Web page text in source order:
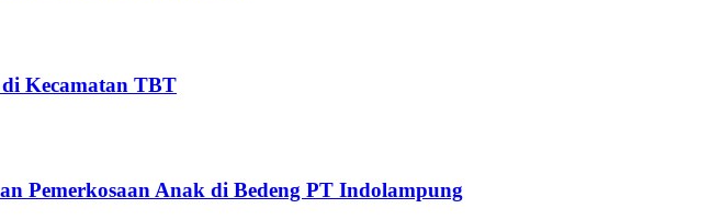
Kecamatan TBT
Pemerkosaan Anak di Bedeng PT Indolampung